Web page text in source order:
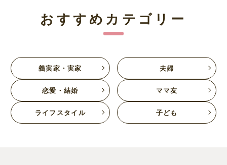
おすすめカテゴリー
義実家・実家 夫婦
恋愛・結婚 ママ友
ライフスタイル 子ども